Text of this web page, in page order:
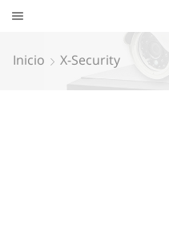
Inicio X-Security